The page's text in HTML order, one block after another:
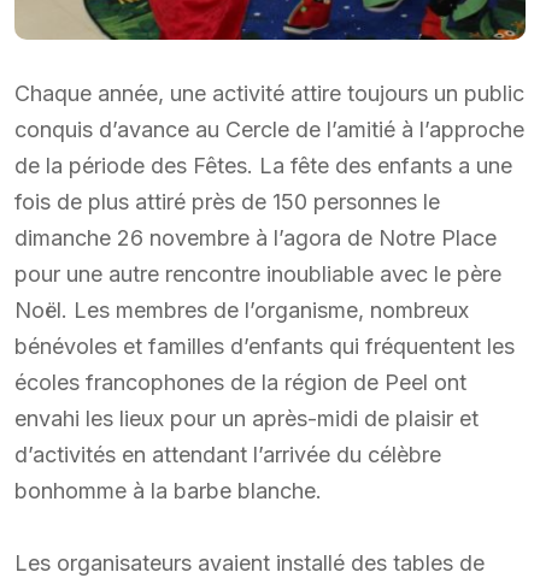
Chaque année, une activité attire toujours un public
conquis d’avance au Cercle de l’amitié à l’approche
de la période des Fêtes. La fête des enfants a une
fois de plus attiré près de 150 personnes le
dimanche 26 novembre à l’agora de Notre Place
pour une autre rencontre inoubliable avec le père
Noël. Les membres de l’organisme, nombreux
bénévoles et familles d’enfants qui fréquentent les
écoles francophones de la région de Peel ont
envahi les lieux pour un après-midi de plaisir et
d’activités en attendant l’arrivée du célèbre
bonhomme à la barbe blanche.
Les organisateurs avaient installé des tables de